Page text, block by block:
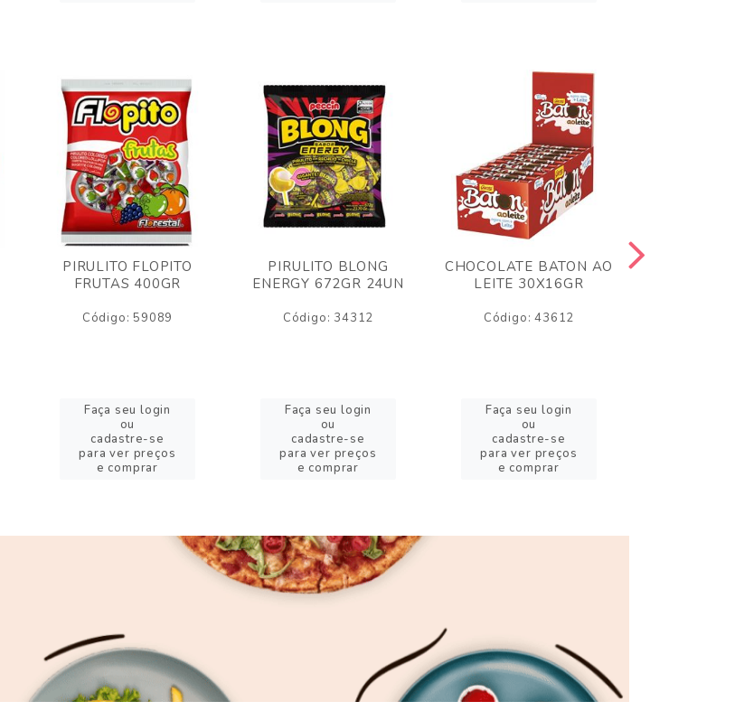
PIRULITO FLOPITO
FRUTAS 400GR
Código: 59089
Faça seu login
ou
cadastre-se
para ver preços
e comprar
PIRULITO BLONG
ENERGY 672GR 24UN
Código: 34312
Faça seu login
ou
cadastre-se
para ver preços
e comprar
CHOCOLATE BATON AO
LEITE 30X16GR
Código: 43612
Faça seu login
ou
cadastre-se
para ver preços
e comprar